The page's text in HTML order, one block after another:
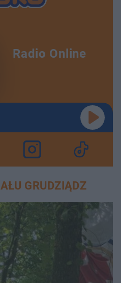
Radio Online
GRUDZIĄDZ